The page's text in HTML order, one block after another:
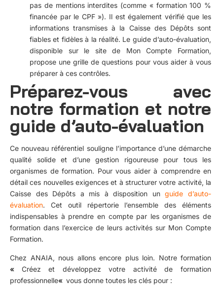
pas de mentions interdites (comme « formation 100 %
financée par le CPF »). Il est également vérifié que les
informations transmises à la Caisse des Dépôts sont
fiables et fidèles à la réalité. Le guide d’auto-évaluation,
disponible sur le site de Mon Compte Formation,
propose une grille de questions pour vous aider à vous
préparer à ces contrôles.
Préparez-vous avec
notre formation et notre
guide d’auto-évaluation
Ce nouveau référentiel souligne l’importance d’une démarche
qualité solide et d’une gestion rigoureuse pour tous les
organismes de formation. Pour vous aider à comprendre en
détail ces nouvelles exigences et à structurer votre activité, la
Caisse des Dépôts a mis à disposition unguide d’auto-
évaluation. Cet outil répertorie l’ensemble des éléments
indispensables à prendre en compte par les organismes de
formation dans l’exercice de leurs activités sur Mon Compte
Formation.
Chez ANAIA, nous allons encore plus loin. Notre formation
« Créez et développez votre activité de formation
professionnelle« vous donne toutes les clés pour :